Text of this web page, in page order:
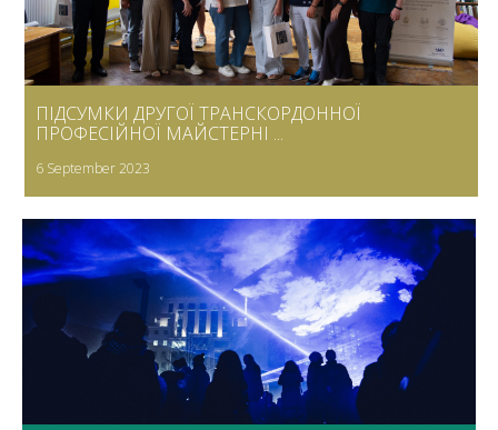
ПІДСУМКИ ДРУГОЇ ТРАНСКОРДОННОЇ
ПРОФЕСІЙНОЇ МАЙСТЕРНІ ...
6 September 2023